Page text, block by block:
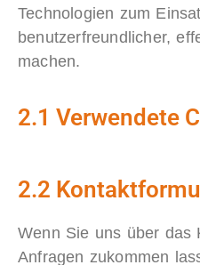
Technologien zum
benutzerfreundlicher,
machen.
2.1 Verwendete
2.2
Wenn Sie uns über das
Anfragen zukommen